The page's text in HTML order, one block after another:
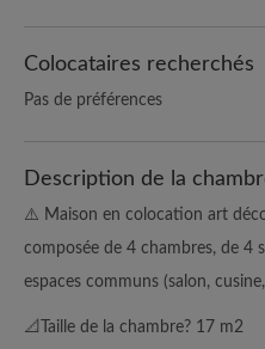
Colocataires recherchés
Pas de préférences
Description de la
⚠️ Maison en colocation art
composée de 4 chambres, de 4
espaces communs (salon,
📐Taille de la chambre? 17 m2